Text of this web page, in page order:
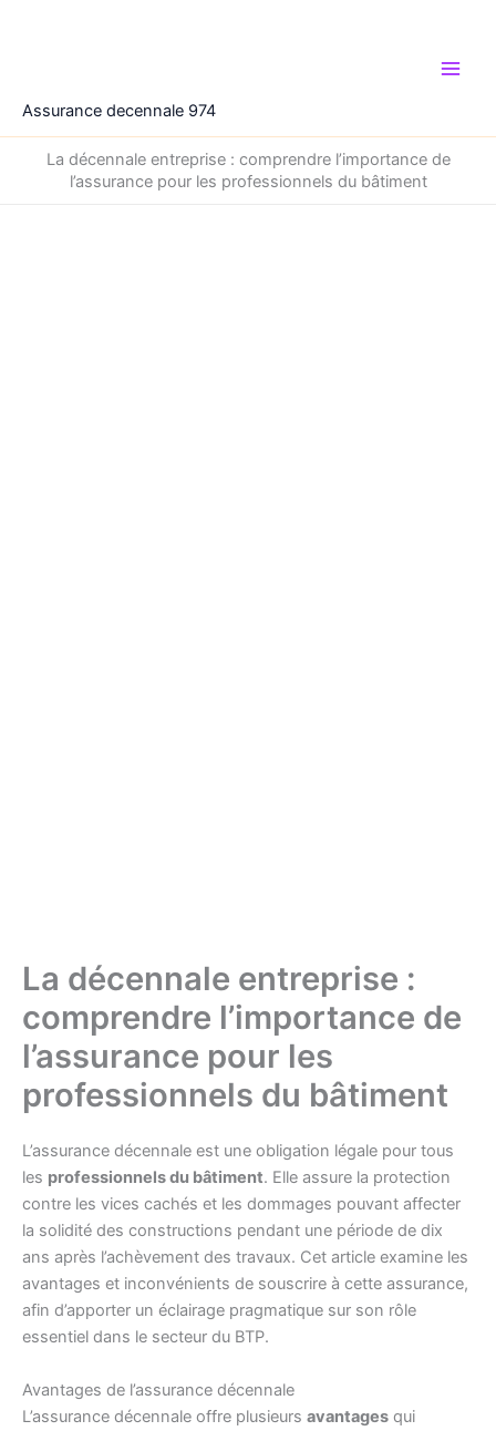
Assurance decennale 974
La décennale entreprise : comprendre l’importance de
l’assurance pour les professionnels du bâtiment
La décennale entreprise :
comprendre l’importance de
l’assurance pour les
professionnels du bâtiment
L’assurance décennale est une obligation légale pour tous
les professionnels du bâtiment. Elle assure la protection
contre les vices cachés et les dommages pouvant affecter
la solidité des constructions pendant une période de dix
ans après l’achèvement des travaux. Cet article examine les
avantages et inconvénients de souscrire à cette assurance,
afin d’apporter un éclairage pragmatique sur son rôle
essentiel dans le secteur du BTP.
Avantages de l’assurance décennale
L’assurance décennale offre plusieurs avantages qui